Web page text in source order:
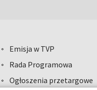
Emisja w TVP
Rada Programowa
Ogłoszenia przetargowe